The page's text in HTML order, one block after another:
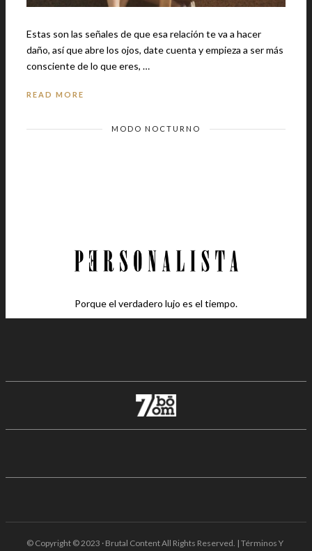
Estas son las señales de que esa relación te va a hacer
daño, así que abre los ojos, date cuenta y empieza a ser más
consciente de lo que eres, …
READ MORE
MODO NOCTURNO
Porque el verdadero lujo es el tiempo.
© Copyright © 2023 · Brutal Content All Rights Reserved. | Términos Y